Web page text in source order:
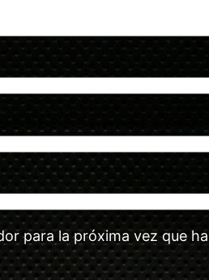
para la próxima vez que